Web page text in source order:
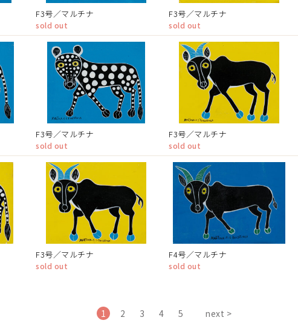
F3号／マルチナ
sold out
F3号／マルチナ
sold out
F3号／マルチナ
sold out
F3号／マルチナ
sold out
F3号／マルチナ
sold out
F4号／マルチナ
sold out
1 2 3 4 5 next >